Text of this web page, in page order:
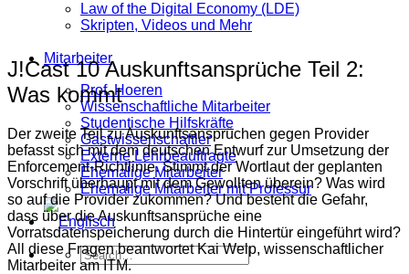
Law of the Digital Economy (LDE)
Skripten, Videos und Mehr
Mitarbeiter
Prof. Hoeren
Wissenschaftliche Mitarbeiter
Studentische Hilfskräfte
Gastwissenschaftler
Externe Lehrbeauftragte
Ehemalige Mitarbeiter
Ehemalige Mitarbeiter mit Professur
J!Cast 10 Auskunftsansprüche Teil 2:
Was kommt
Der zweite Teil zu Auskunftsansprüchen gegen Provider
befasst sich mit dem deutschen Entwurf zur Umsetzung der
Enforcement-Richtlinie. Stimmt der Wortlaut der geplanten
Vorschrift überhaupt mit dem Gewollten überein? Was wird
so auf die Provider zukommen? Und besteht die Gefahr,
dass über die Auskunftsansprüche eine
Vorratsdatenspeicherung durch die Hintertür eingeführt wird?
All diese Fragen beantwortet Kai Welp, wissenschaftlicher
Mitarbeiter am ITM.